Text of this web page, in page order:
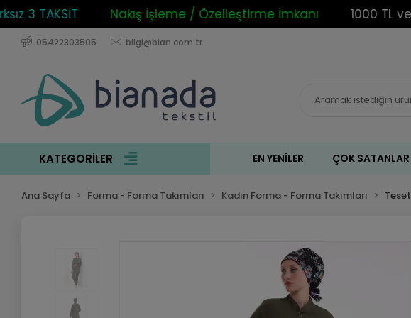
3 TAKSİT Nakış İşleme / Özelleştirme İmkanı 1000 TL ve
05422303505 bilgi@bian.com.tr
KATEGORİLER EN YENILER ÇOK SATANLAR
Ana Sayfa Forma - Forma Takımları Kadın Forma - Forma Takımları